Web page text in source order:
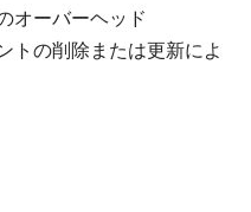
オーバーヘッド
トの削除または更新によ